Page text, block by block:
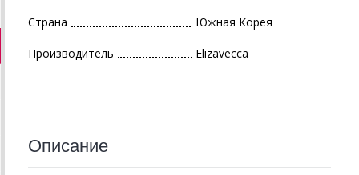
Страна Южная Корея
Производитель Elizavecca
Описание